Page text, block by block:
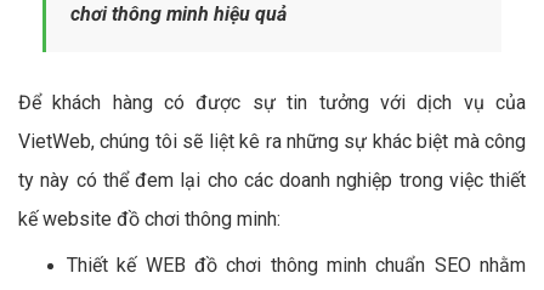
chơi thông minh hiệu quả
Để khách hàng có được sự tin tưởng với dịch vụ của
VietWeb, chúng tôi sẽ liệt kê ra những sự khác biệt mà công
ty này có thể đem lại cho các doanh nghiệp trong việc thiết
kế website đồ chơi thông minh:
Thiết kế WEB đồ chơi thông minh chuẩn SEO nhằm